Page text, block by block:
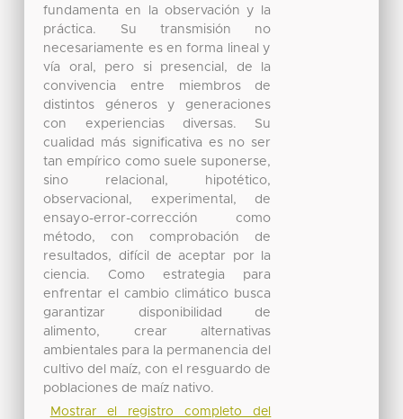
fundamenta en la observación y la
práctica. Su transmisión no
necesariamente es en forma lineal y
vía oral, pero si presencial, de la
convivencia entre miembros de
distintos géneros y generaciones
con experiencias diversas. Su
cualidad más significativa es no ser
tan empírico como suele suponerse,
sino relacional, hipotético,
observacional, experimental, de
ensayo-error-corrección como
método, con comprobación de
resultados, difícil de aceptar por la
ciencia. Como estrategia para
enfrentar el cambio climático busca
garantizar disponibilidad de
alimento, crear alternativas
ambientales para la permanencia del
cultivo del maíz, con el resguardo de
poblaciones de maíz nativo.
Mostrar el registro completo del